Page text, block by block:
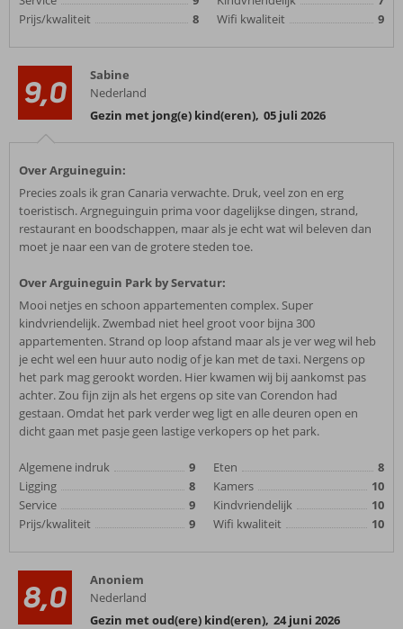
Prijs/kwaliteit
8
Wifi kwaliteit
9
9,0
Sabine
Nederland
Gezin met jong(e) kind(eren), 05 juli 2026
Over Arguineguin:
Precies zoals ik gran Canaria verwachte. Druk, veel zon en erg
toeristisch. Argneguinguin prima voor dagelijkse dingen, strand,
restaurant en boodschappen, maar als je echt wat wil beleven dan
moet je naar een van de grotere steden toe.
Over Arguineguin Park by Servatur:
Mooi netjes en schoon appartementen complex. Super
kindvriendelijk. Zwembad niet heel groot voor bijna 300
appartementen. Strand op loop afstand maar als je ver weg wil heb
je echt wel een huur auto nodig of je kan met de taxi. Nergens op
het park mag gerookt worden. Hier kwamen wij bij aankomst pas
achter. Zou fijn zijn als het ergens op site van Corendon had
gestaan. Omdat het park verder weg ligt en alle deuren open en
dicht gaan met pasje geen lastige verkopers op het park.
Algemene indruk
9
Ligging
8
Service
9
Prijs/kwaliteit
9
Eten
8
Kamers
10
Kindvriendelijk
10
Wifi kwaliteit
10
8,0
Anoniem
Nederland
Gezin met oud(ere) kind(eren), 24 juni 2026